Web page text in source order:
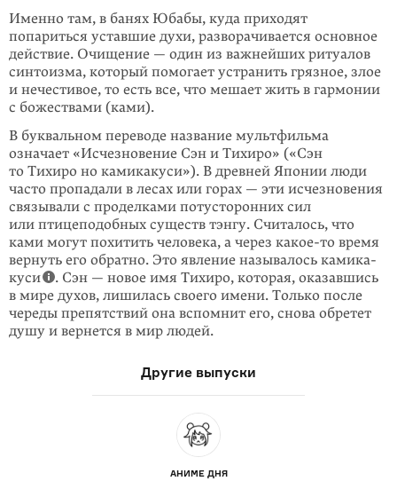
Именно там, в банях Юбабы, куда приходят
попариться уставшие духи, разво­рачивается основное
действие. Очищение — один из важней­ших ритуалов
синтоизма, который помо­гает устранить грязное, злое
и нечес­тивое, то есть все, что мешает жить в гармонии
с божествами (ками).
В буквальном переводе название мульт­фильма
означает «Исчезно­вение Сэн и Тихиро» («Сэн
то Тихиро но камикакуси»). В древней Японии люди
часто пропадали в лесах или горах — эти исчезновения
связывали с проделками потусто­ронних сил
или птицеподобных существ тэнгу. Счита­лось, что
ками могут похитить человека, а через ка­кое-то время
вернуть его обратно. Это явление называлось камика­
куси
. Сэн — новое имя Тихиро, которая, оказав­шись
в мире духов, лишилась своего имени. Только после
череды препятствий она вспомнит его, снова обретет
душу и вернется в мир людей.
Другие выпуски
АНИМЕ ДНЯ